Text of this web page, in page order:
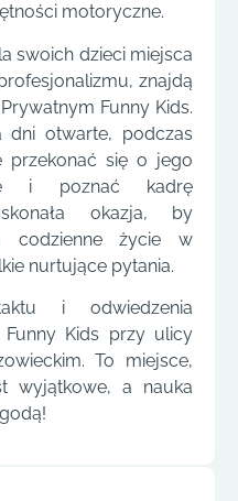
motoryczne.
swoich dzieci miejsca
znajdą
Funny Kids.
dni otwarte, podczas
przekonać się o jego
i poznać kadrę
okazja, by
codzienne życie w
nurtujące pytania.
i odwiedzenia
Funny Kids przy ulicy
To miejsce,
wyjątkowe, a nauka